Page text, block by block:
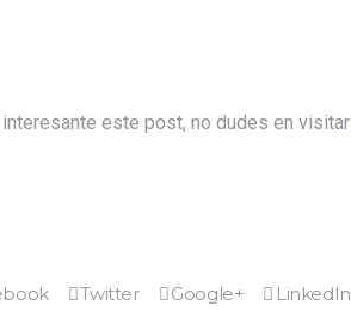
este post, no dudes en visitar